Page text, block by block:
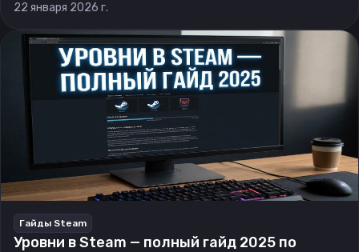
22 января 2026 г.
Гайды Steam
Уровни в Steam — полный гайд 2025 по